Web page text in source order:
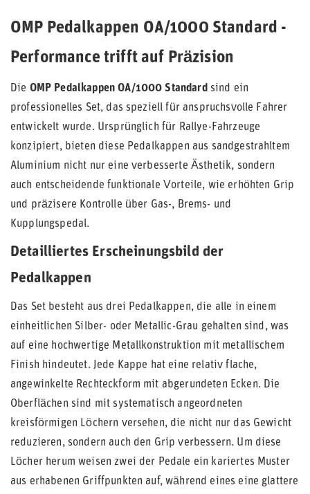
OMP Pedalkappen OA/1000 Standard -
Performance trifft auf Präzision
Die OMP Pedalkappen OA/1000 Standardsind ein
professionelles Set, das speziell für anspruchsvolle Fahrer
entwickelt wurde. Ursprünglich für Rallye-Fahrzeuge
konzipiert, bieten diese Pedalkappen aus sandgestrahltem
Aluminium nicht nur eine verbesserte Ästhetik, sondern
auch entscheidende funktionale Vorteile, wie erhöhten Grip
und präzisere Kontrolle über Gas-, Brems- und
Kupplungspedal.
Detailliertes Erscheinungsbild der
Pedalkappen
Das Set besteht aus drei Pedalkappen, die alle in einem
einheitlichen Silber- oder Metallic-Grau gehalten sind, was
auf eine hochwertige Metallkonstruktion mit metallischem
Finish hindeutet. Jede Kappe hat eine relativ flache,
angewinkelte Rechteckform mit abgerundeten Ecken. Die
Oberflächen sind mit systematisch angeordneten
kreisförmigen Löchern versehen, die nicht nur das Gewicht
reduzieren, sondern auch den Grip verbessern. Um diese
Löcher herum weisen zwei der Pedale ein kariertes Muster
aus erhabenen Griffpunkten auf, während eines eine glattere